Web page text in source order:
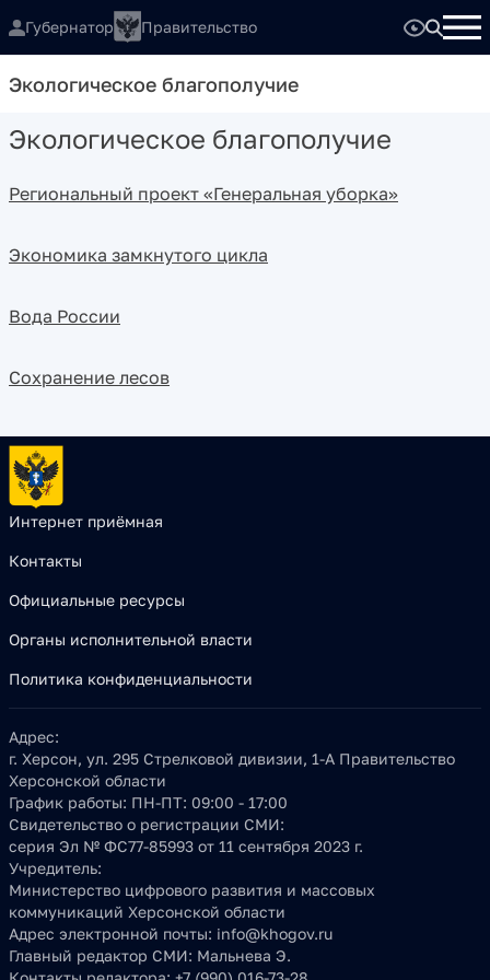
Губернатор Правительство
Экологическое благополучие
Экологическое благополучие
Региональный проект «Генеральная уборка»
Экономика замкнутого цикла
Вода России
Сохранение лесов
Интернет приёмная
Контакты
Официальные ресурсы
Органы исполнительной власти
Политика конфиденциальности
Адрес:
г. Херсон, ул. 295 Стрелковой дивизии, 1-А Правительство
Херсонской области
График работы: ПН-ПТ: 09:00 - 17:00
Свидетельство о регистрации СМИ:
серия Эл № ФС77-85993 от 11 сентября 2023 г.
Учредитель:
Министерство цифрового развития и массовых
коммуникаций Херсонской области
Адрес электронной почты: info@khogov.ru
Главный редактор СМИ: Мальнева Э.